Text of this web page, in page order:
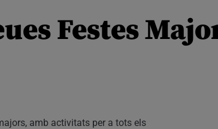
Festes
amb activitats per a tots els